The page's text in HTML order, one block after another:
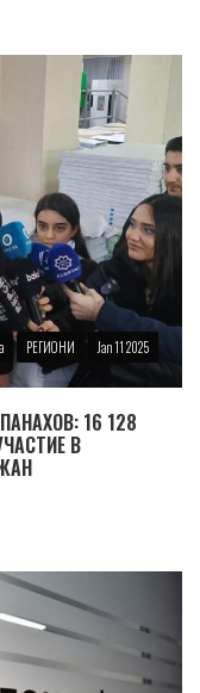
РЕГИОНИ Jan 11 2025
16 128
В